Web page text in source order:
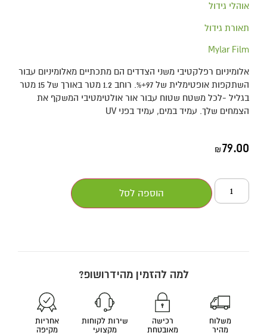
אוהלי גידול
תאורת גידול
Mylar Film
אלומיניום רפלקטיבי משני הצדדים הם מתכתיים מאלומיניום עבור
השתקפות אופטימלית של 97+%. רוחב 1.2 מטר באורך של 15 מטר
בגליל -לכל משטח שטוח עבור אור אולטימטיבי המשקף את
הצמחים שלך. עמיד במים, עמיד בפני UV
₪79.00
הוספה לסל
למה להזמין מהידרושופ?
משלוח
מהיר
רכישה
מאובטחת
שירות לקוחות
מקצועי
אחריות
מקיפה